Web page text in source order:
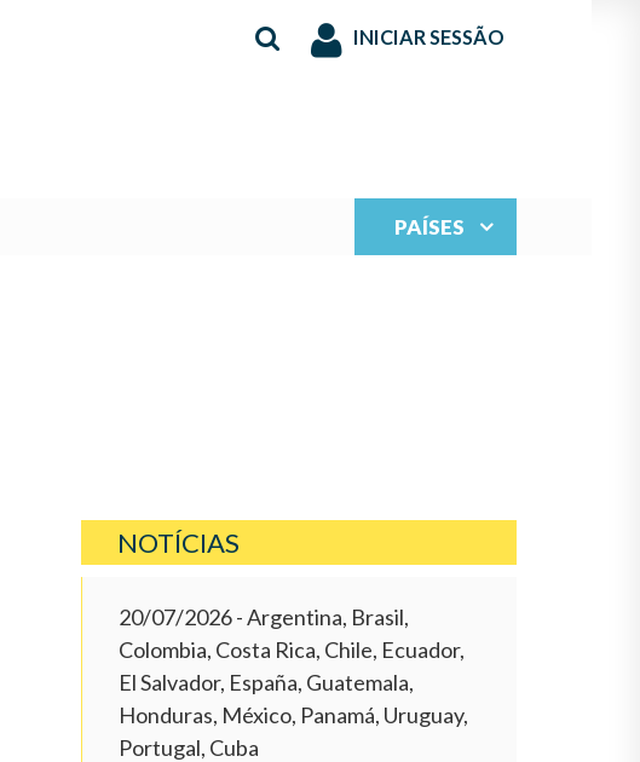
INICIAR SESSÃO
PAÍSES
NOTÍCIAS
20/07/2026- Argentina, Brasil,
Colombia, Costa Rica, Chile, Ecuador,
El Salvador, España, Guatemala,
Honduras, México, Panamá, Uruguay,
Portugal, Cuba